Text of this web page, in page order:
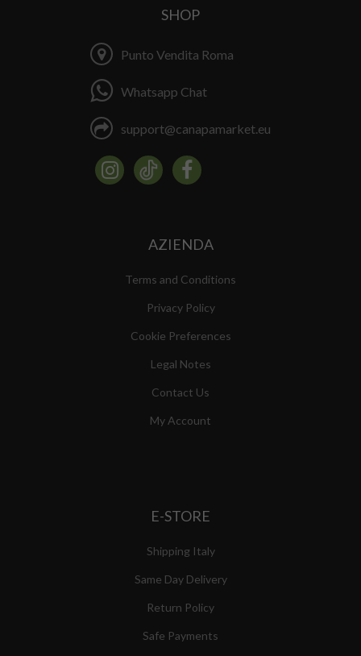
SHOP
Punto Vendita Roma
Whatsapp Chat
support@canapamarket.eu
AZIENDA
Terms and Conditions
Privacy Policy
Cookie Preferences
Legal Notes
Contact Us
My Account
E-STORE
Shipping Italy
Same Day Delivery
Return Policy
Safe Payments